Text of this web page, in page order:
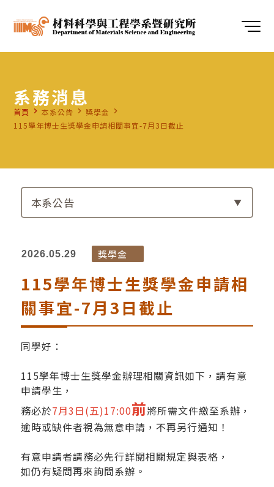
系務消息
首頁 navigate_next 本系公告 navigate_next 獎學金 navigate_next
115學年博士生獎學金申請相關事宜-7月3日截止
本系公告
2026.05.29 獎學金
115學年博士生獎學金申請相
關事宜-7月3日截止
同學好：
115學年博士生獎學金辦理相關資訊如下，請有意
申請學生，
務必於7月3日(五)17:00前將所需文件繳至系辦，
逾時或缺件者視為無意申請，不再另行通知！
有意申請者請務必先行詳閱相關規定與表格，
如仍有疑問再來詢問系辦。